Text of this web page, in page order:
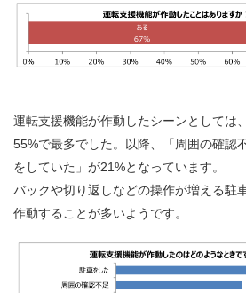
運転支援機能が作動したシーンとしては
55%で最多でした。以降、「周囲の確認
をしていた」が21%となっています。
バックや切り返しなどの操作が増える駐
作動することが多いようです。